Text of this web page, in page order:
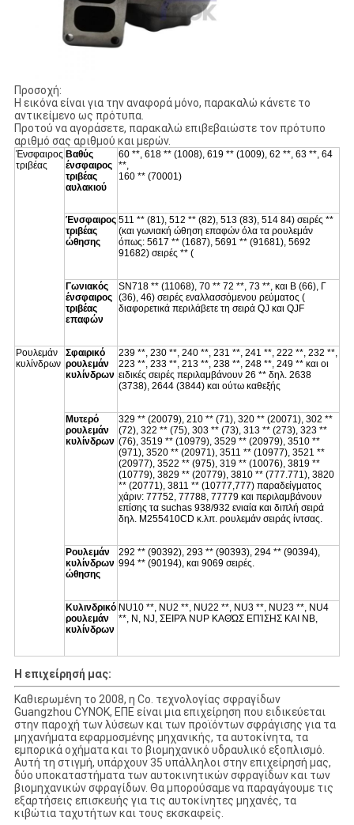
Προσοχή:
Η εικόνα είναι για την αναφορά μόνο, παρακαλώ κάνετε το
αντικείμενο ως πρότυπα.
Προτού να αγοράσετε, παρακαλώ επιβεβαιώστε τον πρότυπο
αριθμό σας αριθμού και μερών.
Ένσφαιρος
τριβέας
Βαθύς
ένσφαιρος
τριβέας
αυλακιού
60 **, 618 ** (1008), 619 ** (1009), 62 **, 63 **, 64
**,
160 ** (70001)
Ένσφαιρος
τριβέας
ώθησης
511 ** (81), 512 ** (82), 513 (83), 514 84) σειρές **
(και γωνιακή ώθηση επαφών όλα τα ρουλεμάν
όπως: 5617 ** (1687), 5691 ** (91681), 5692
91682) σειρές ** (
Γωνιακός
ένσφαιρος
τριβέας
επαφών
SN718 ** (11068), 70 ** 72 **, 73 **, και Β (66), Γ
(36), 46) σειρές εναλλασσόμενου ρεύματος (
διαφορετικά περιλάβετε τη σειρά QJ και QJF
Ρουλεμάν
κυλίνδρων
Σφαιρικό
ρουλεμάν
κυλίνδρων
239 **, 230 **, 240 **, 231 **, 241 **, 222 **, 232 **,
223 **, 233 **, 213 **, 238 **, 248 **, 249 ** και οι
ειδικές σειρές περιλαμβάνουν 26 ** δηλ. 2638
(3738), 2644 (3844) και ούτω καθεξής
Μυτερό
ρουλεμάν
κυλίνδρων
329 ** (20079), 210 ** (71), 320 ** (20071), 302 **
(72), 322 ** (75), 303 ** (73), 313 ** (273), 323 **
(76), 3519 ** (10979), 3529 ** (20979), 3510 **
(971), 3520 ** (20971), 3511 ** (10977), 3521 **
(20977), 3522 ** (975), 319 ** (10076), 3819 **
(10779), 3829 ** (20779), 3810 ** (777.771), 3820
** (20771), 3811 ** (10777,777) παραδείγματος
χάριν: 77752, 77788, 77779 και περιλαμβάνουν
επίσης τα suchas 938/932 ενιαία και διπλή σειρά
δηλ. M255410CD κ.λπ. ρουλεμάν σειράς ίντσας.
Ρουλεμάν
κυλίνδρων
ώθησης
292 ** (90392), 293 ** (90393), 294 ** (90394),
994 ** (90194), και 9069 σειρές.
Κυλινδρικό
ρουλεμάν
κυλίνδρων
NU10 **, NU2 **, NU22 **, NU3 **, NU23 **, NU4
**, Ν, NJ, ΣΕΙΡΆ NUP ΚΑΘΏΣ ΕΠΊΣΗΣ ΚΑΙ NB,
Η επιχείρησή μας:
Καθιερωμένη το 2008, η Co. τεχνολογίας σφραγίδων
Guangzhou CYNOK, ΕΠΕ είναι μια επιχείρηση που ειδικεύεται
στην παροχή των λύσεων και των προϊόντων σφράγισης για τα
μηχανήματα εφαρμοσμένης μηχανικής, τα αυτοκίνητα, τα
εμπορικά οχήματα και το βιομηχανικό υδραυλικό εξοπλισμό.
Αυτή τη στιγμή, υπάρχουν 35 υπάλληλοι στην επιχείρησή μας,
δύο υποκαταστήματα των αυτοκινητικών σφραγίδων και των
βιομηχανικών σφραγίδων. Θα μπορούσαμε να παραγάγουμε τις
εξαρτήσεις επισκευής για τις αυτοκίνητες μηχανές, τα
κιβώτια ταχυτήτων και τους εκσκαφείς.